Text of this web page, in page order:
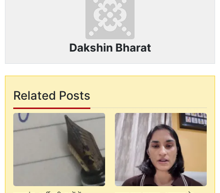
Dakshin Bharat
Related Posts